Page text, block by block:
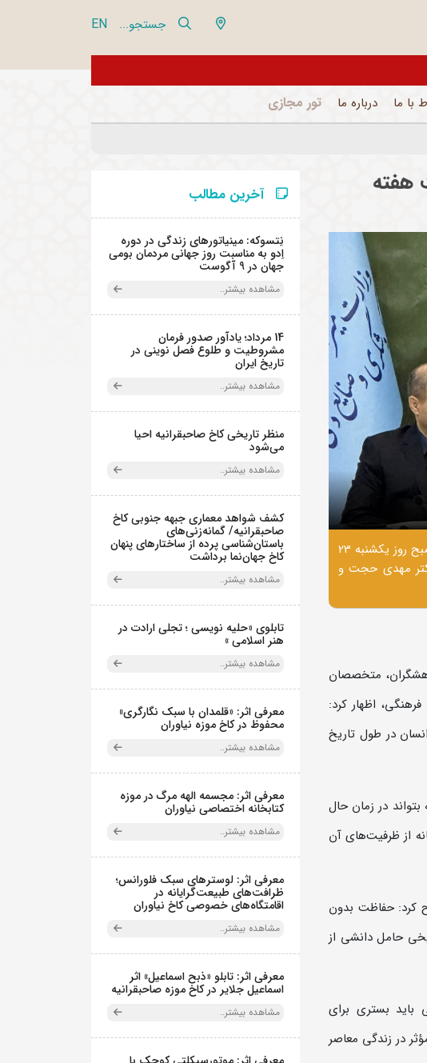
جستجو... EN
از تور مجازی 360 درجه مجموعه فرهنگی تاریخی نیاوران بازدید نمایید
با ما درباره ما تور مجازی
هفته
نخستین نشست از سلسله نشست‌های تخصصی مجموعه فرهنگی‌ـ‌تاریخی نیاوران، به مناسبت هفته پژوهش، صبح روز یکشنبه 23
مهدی حجت و
متخصصان
اظهار کرد:
در طول تاریخ
در زمان حال
از ظرفیت‌های آن
کرد: حفاظت بدون
حامل دانشی از
باید بستری برای
در زندگی معاصر
آخرین مطالب
نِتسوکه: مینیاتورهای زندگی در دوره
اِدو به مناسبت روز جهانی مردمان بومی
جهان در 9 آگوست
مشاهده بیشتر..
14 مرداد؛ یادآور صدور فرمان
مشروطیت و طلوع فصل نوینی در
تاریخ ایران
مشاهده بیشتر..
منظر تاریخی کاخ صاحبقرانیه احیا
می‌شود
مشاهده بیشتر..
کشف شواهد معماری جبهه جنوبی کاخ
صاحبقرانیه/ گمانه‌زنی‌های
باستان‌شناسی پرده از ساختارهای پنهان
کاخ جهان‌نما برداشت
مشاهده بیشتر..
تابلوی «حلیه نویسی ؛ تجلی ارادت در
هنر اسلامی »
مشاهده بیشتر..
معرفی اثر: «قلمدان با سبک نگارگری»
محفوظ در کاخ موزه نیاوران
مشاهده بیشتر..
معرفی اثر: مجسمه الهه مرگ در موزه
کتابخانه اختصاصی نیاوران
مشاهده بیشتر..
معرفی اثر: لوسترهای سبک فلورانس؛
ظرافت‌های طبیعت‌گرایانه در
اقامتگاه‌های خصوصی کاخ نیاوران
مشاهده بیشتر..
معرفی اثر: تابلو «ذبح اسماعیل» اثر
اسماعیل جلایر در کاخ موزه صاحبقرانیه
مشاهده بیشتر..